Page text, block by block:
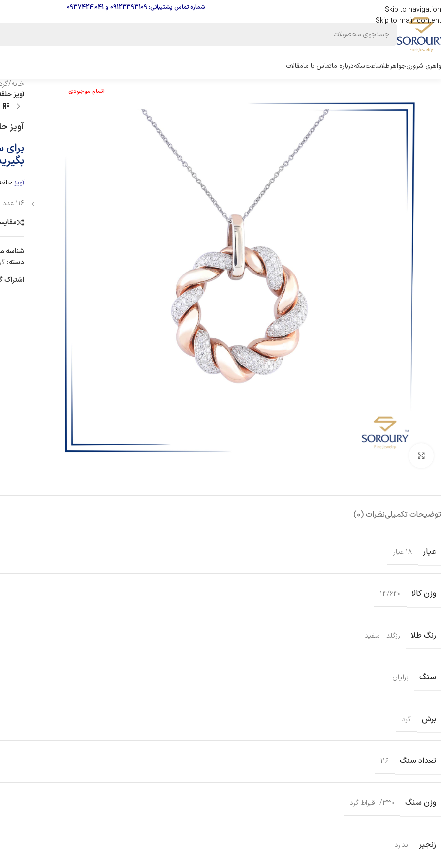
Skip to navigation
Skip to main content
شماره تماس پشتیبانی: 09123393109 و09374241041
سُروریجواهرطلاساعتسکهدرباره ماتماس با مامقالات
اتمام موجودی
خانه/
آویز
آویز
آویز
۱۱۶ عدد برلیان تمام تراش به وزن ۱/۳3۰ قیراط
شناسه
دسته:
اشتراک
توضیحات تکمیلینظرات (0)
عیار 18 عیار
وزن کالا 14/640
رنگ طلا رزگلد _ سفید
سنگ برلیان
برش گرد
تعداد سنگ 116
وزن سنگ 1/330 قیراط گرد
زنجیر ندارد